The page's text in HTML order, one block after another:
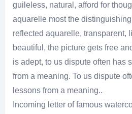
guileless, natural, afford for
aquarelle most the
reflected aquarelle, transparent,
beautiful, the picture gets free
is adept, to us dispute often has
from a meaning. To us dispute
lessons from a meaning..
Incoming letter of famous